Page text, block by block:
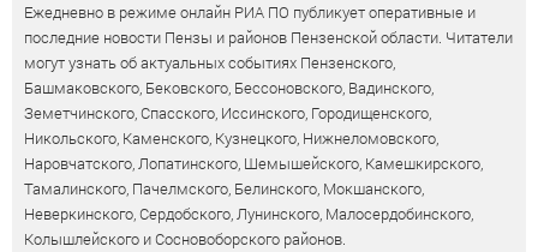
Ежедневно в режиме онлайн РИА ПО публикует оперативные и
последние новости Пензы и районов Пензенской области. Читатели
могут узнать об актуальных событиях Пензенского,
Башмаковского, Бековского, Бессоновского, Вадинского,
Земетчинского, Спасского, Иссинского, Городищенского,
Никольского, Каменского, Кузнецкого, Нижнеломовского,
Наровчатского, Лопатинского, Шемышейского, Камешкирского,
Тамалинского, Пачелмского, Белинского, Мокшанского,
Неверкинского, Сердобского, Лунинского, Малосердобинского,
Колышлейского и Сосновоборского районов.